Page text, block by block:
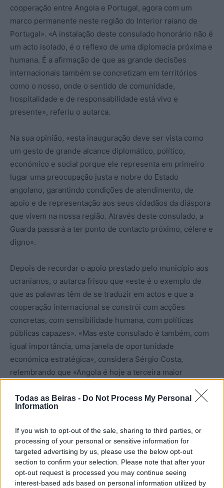
Todas as Beiras - Do Not Process My Personal
Information
If you wish to opt-out of the sale, sharing to third parties, or
processing of your personal or sensitive information for
targeted advertising by us, please use the below opt-out
section to confirm your selection. Please note that after your
opt-out request is processed you may continue seeing
interest-based ads based on personal information utilized by
cooperação entre Angola e Portugal, agora com um
marco permanente neste região do Interior raiano de
Portugal». «A instalação deste consulado honorário não é
um acto isolado, é o reflexo de uma diplomacia próxima e
humana. É a afirmação de que as grande decisões
internacionais também se concretizam em territórios
como o nosso, onde o sentido de comunidade,
hospitalidade e de responsabilidade está vivo e
presente», referiu o autarca.
Na sua opinião, «esta inauguração deve ser vista como
um gesto de grande alcance diplomático, político,
económico e social porque ele representa em primeiro
lugar uma preocupação justa e nobre do Estado
angolano, garantindo condições de atendimento, de
apoio e de representação aos seus cidadãos da diáspora
que vivem na nossa região. Através deste consulado, a
Guarda passará a ter ponto de contacto próximo, célere e
digno».
Depois de recordar o apoio prestado pelo município aos
ucranianos, o autarca frisou que «este é o exemplo de
que as palavras têm de se traduzir em actos e que a
cooperação internacional se constrói com acções
concretas, com sensibilidade humana, com políticas
públicas capazes». «Mas este consulado é também, com
igual importância, uma janela de oportunidade
económica estratégica», considera Sérgio Costa,
relembrando que «Angola é hoje a terceira maior
produtor de petróleo do continente africano».
edifício da Câmara Municipal, a embaixadora da
República de Angola em Portugal, Maria de Jesus dos
Reis Ferreira, evidenciou também a importância do
espaço hoje inaugurado, que, para além da prestação de